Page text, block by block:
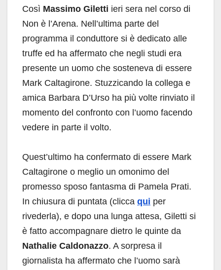
Così Massimo Giletti ieri sera nel corso di
Non è l’Arena. Nell’ultima parte del
programma il conduttore si è dedicato alle
truffe ed ha affermato che negli studi era
presente un uomo che sosteneva di essere
Mark Caltagirone. Stuzzicando la collega e
amica Barbara D’Urso ha più volte rinviato il
momento del confronto con l’uomo facendo
vedere in parte il volto.
Quest’ultimo ha confermato di essere Mark
Caltagirone o meglio un omonimo del
promesso sposo fantasma di Pamela Prati.
In chiusura di puntata (clicca qui per
rivederla), e dopo una lunga attesa, Giletti si
è fatto accompagnare dietro le quinte da
Nathalie Caldonazzo. A sorpresa il
giornalista ha affermato che l’uomo sarà